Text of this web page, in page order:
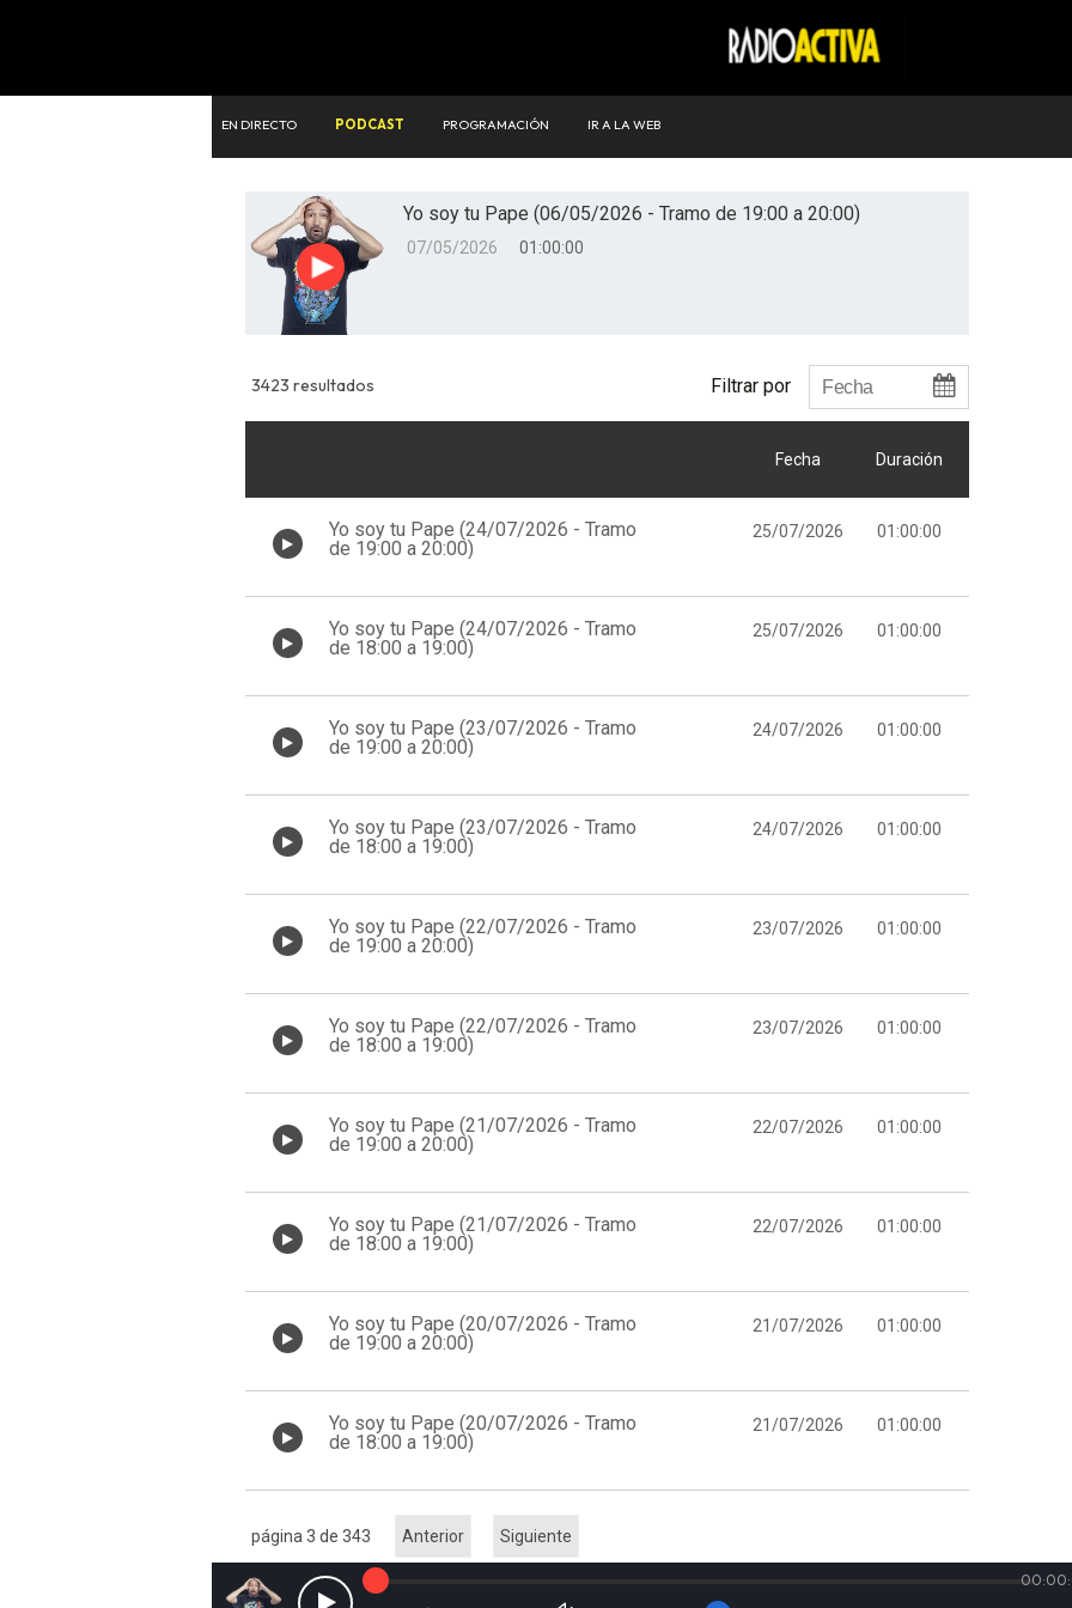
EN DIRECTO PODCAST PROGRAMACIÓN IR A LA WEB
Reproducir
Yo soy tu Pape (06/05/2026 - Tramo de 19:00 a 20:00)
07/05/2026 01:00:00
3423 resultados Filtrar por
Fecha Duración
Yo soy tu Pape (24/07/2026 - Tramo
de 19:00 a 20:00)
25/07/2026 01:00:00
Yo soy tu Pape (24/07/2026 - Tramo
de 18:00 a 19:00)
25/07/2026 01:00:00
Yo soy tu Pape (23/07/2026 - Tramo
de 19:00 a 20:00)
24/07/2026 01:00:00
Yo soy tu Pape (23/07/2026 - Tramo
de 18:00 a 19:00)
24/07/2026 01:00:00
Yo soy tu Pape (22/07/2026 - Tramo
de 19:00 a 20:00)
23/07/2026 01:00:00
Yo soy tu Pape (22/07/2026 - Tramo
de 18:00 a 19:00)
23/07/2026 01:00:00
Yo soy tu Pape (21/07/2026 - Tramo
de 19:00 a 20:00)
22/07/2026 01:00:00
Yo soy tu Pape (21/07/2026 - Tramo
de 18:00 a 19:00)
22/07/2026 01:00:00
Yo soy tu Pape (20/07/2026 - Tramo
de 19:00 a 20:00)
21/07/2026 01:00:00
Yo soy tu Pape (20/07/2026 - Tramo
de 18:00 a 19:00)
21/07/2026 01:00:00
Anterior Siguiente
página 3 de 343
Reproducir